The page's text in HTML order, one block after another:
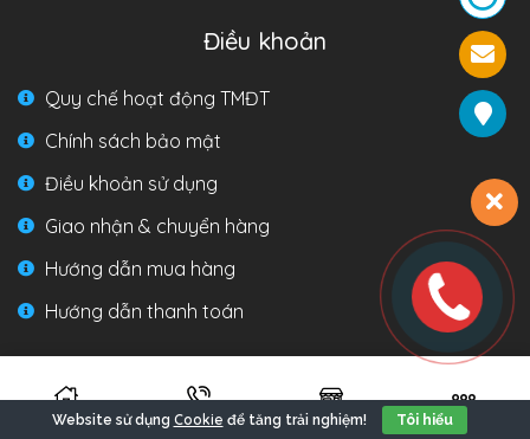
Điều khoản
Quy chế hoạt động TMĐT
Chính sách bảo mật
Điều khoản sử dụng
Giao nhận & chuyển hàng
Hướng dẫn mua hàng
Hướng dẫn thanh toán
Website sử dụng Cookie để tăng trải nghiệm! Tôi hiểu